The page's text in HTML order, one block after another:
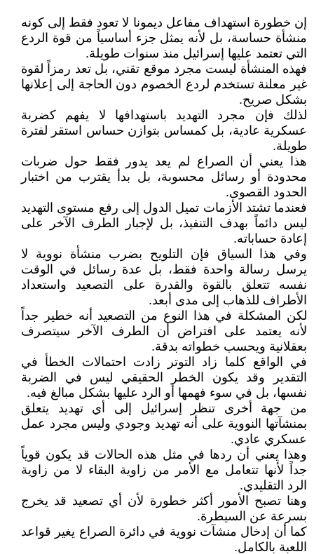
إن خطورة استهداف مفاعل ديمونا لا تعود فقط إلى كونه
منشأة حساسة، بل لأنه يمثل جزء أساسياً من قوة الردع
التي تعتمد عليها إسرائيل منذ سنوات طويلة.
فهذه المنشأة ليست مجرد موقع تقني، بل تعد رمزاً لقوة
غير معلنة تستخدم لردع الخصوم دون الحاجة إلى إعلانها
بشكل صريح.
لذلك فإن مجرد التهديد باستهدافها لا يفهم كضربة
عسكرية عادية، بل كمساس بتوازن حساس استقر لفترة
طويلة.
هذا يعني أن الصراع لم يعد يدور فقط حول ضربات
محدودة أو رسائل محسوبة، بل بدأ يقترب من اختبار
الحدود القصوى.
فعندما تشتد الأزمات تميل الدول إلى رفع مستوى التهديد
ليس دائماً بهدف التنفيذ، بل لإجبار الطرف الآخر على
إعادة حساباته.
وفي هذا السياق فإن التلويح بضرب منشأة نووية لا
يرسل رسالة واحدة فقط، بل عدة رسائل في الوقت
نفسه تتعلق بالقوة والقدرة على التصعيد واستعداد
الأطراف للذهاب إلى مدى أبعد.
لكن المشكلة في هذا النوع من التصعيد أنه خطير جداً
لأنه يعتمد على افتراض أن الطرف الآخر سيتصرف
بعقلانية ويحسب خطواته بدقة.
في الواقع كلما زاد التوتر زادت احتمالات الخطأ في
التقدير وقد يكون الخطر الحقيقي ليس في الضربة
نفسها، بل في سوء فهمها أو الرد عليها بشكل مبالغ فيه.
من جهة أخرى تنظر إسرائيل إلى أي تهديد يتعلق
بمنشآتها النووية على أنه تهديد وجودي وليس مجرد عمل
عسكري عادي.
وهذا يعني أن ردها في مثل هذه الحالات قد يكون قوياً
جداً لأنها تتعامل مع الأمر من زاوية البقاء لا من زاوية
الرد التقليدي.
وهنا تصبح الأمور أكثر خطورة لأن أي تصعيد قد يخرج
بسرعة عن السيطرة.
كما أن إدخال منشآت نووية في دائرة الصراع يغير قواعد
اللعبة بالكامل.